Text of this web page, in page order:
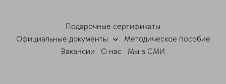
Подарочные сертификаты
Официальные документы
Методическое пособие
Вакансии
О нас Мы в СМИ
Мессенджеры
Свяжитесь с нами через любой удобный